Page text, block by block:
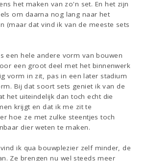
het maken van zo'n set. En het zijn
om daarna nog lang naar het
(maar dat vind ik van de meeste sets
een hele andere vorm van bouwen
een groot deel met het binnenwerk
vorm in zit, pas in een later stadium
Bij dat soort sets geniet ik van de
het uiteindelijk dan toch echt die
krijgt en dat ik me zit te
hoe ze met zulke steentjes toch
dier weten te maken.
ik qua bouwplezier zelf minder, de
Ze brengen nu wel steeds meer